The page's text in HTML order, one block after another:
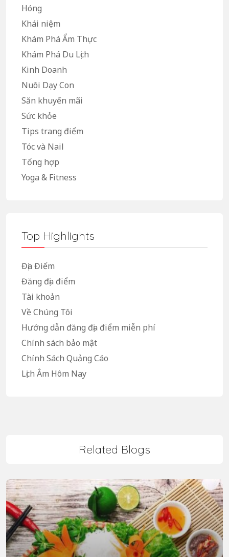
Hóng
Khái niệm
Khám Phá Ẩm Thực
Khám Phá Du Lịch
Kinh Doanh
Nuôi Dạy Con
Săn khuyến mãi
Sức khỏe
Tips trang điểm
Tóc và Nail
Tổng hợp
Yoga & Fitness
Top Highlights
Địa Điểm
Đăng địa điểm
Tài khoản
Về Chúng Tôi
Hướng dẫn đăng địa điểm miễn phí
Chính sách bảo mật
Chính Sách Quảng Cáo
Lịch Âm Hôm Nay
Related Blogs